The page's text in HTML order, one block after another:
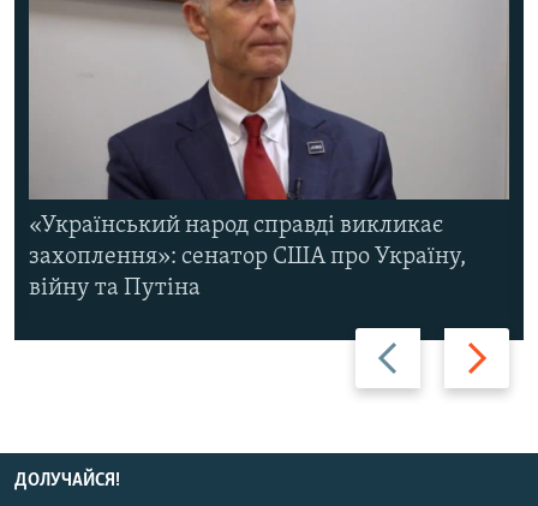
Назад Вперед
«Український народ справді викликає
захоплення»: сенатор США про Україну,
війну та Путіна
ДОЛУЧАЙСЯ!